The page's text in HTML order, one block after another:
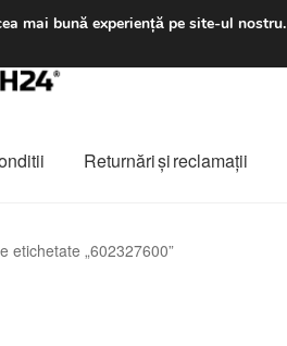
Returnări şi reclamații
etichetate „602327600”
mai bună experiență pe site-ul nostru.